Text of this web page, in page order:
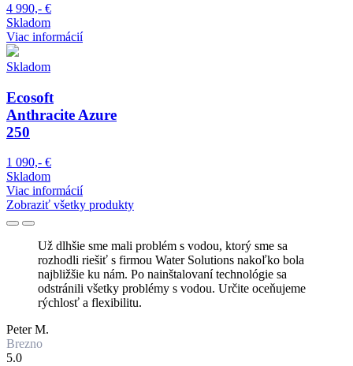
4 990,- €
Skladom
Viac informácií
Skladom
Ecosoft
Anthracite Azure
250
1 090,- €
Skladom
Viac informácií
Zobraziť všetky produkty
Už dlhšie sme mali problém s vodou, ktorý sme sa
rozhodli riešiť s firmou Water Solutions nakoľko bola
najbližšie ku nám. Po nainštalovaní technológie sa
odstránili všetky problémy s vodou. Určite oceňujeme
rýchlosť a flexibilitu.
Peter M.
Brezno
5.0